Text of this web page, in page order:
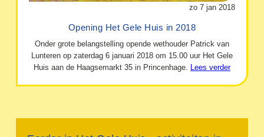
zo 7 jan 2018
Opening Het Gele Huis in 2018
Onder grote belangstelling opende wethouder Patrick van
Lunteren op zaterdag 6 januari 2018 om 15.00 uur Het Gele
Huis aan de Haagsemarkt 35 in Princenhage. Lees verder